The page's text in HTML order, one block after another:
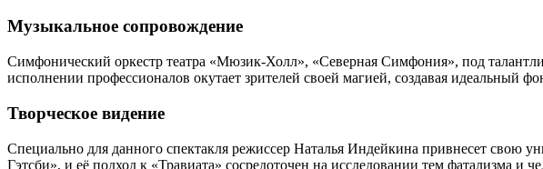
Музыкальное сопровождение
Симфонический оркестр театра «Мюзик-Холл», «Северная Симфония», под
исполнении профессионалов окутает зрителей своей магией, создавая идеальный
Творческое видение
Специально для данного спектакля режиссер Наталья Индейкина привнесет
Гэтсби», и её подход к «Травиата» сосредоточен на исследовании тем фатализма и